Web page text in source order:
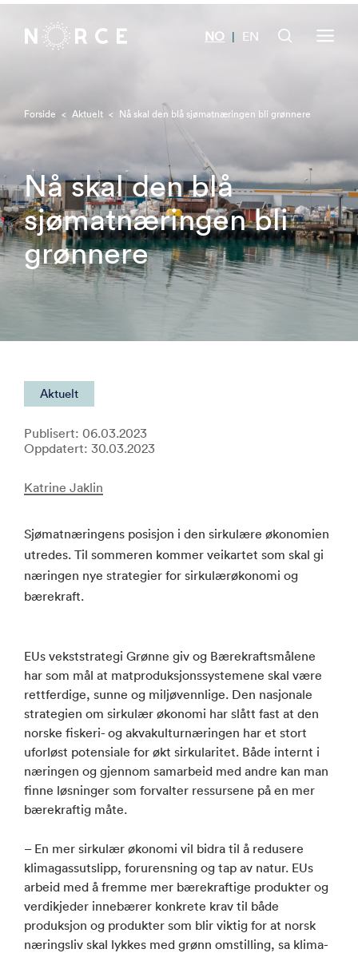
NO | EN
Forside < Aktuelt < Nå skal den blå sjømatnæringen bli grønnere
Nå skal den blå
sjømatnæringen bli
grønnere
Aktuelt
Publisert: 06.03.2023
Oppdatert: 30.03.2023
Katrine Jaklin
Sjømatnæringens posisjon i den sirkulære økonomien
utredes. Til sommeren kommer veikartet som skal gi
næringen nye strategier for sirkulærøkonomi og
bærekraft.
EUs vekststrategi Grønne giv og Bærekraftsmålene
har som mål at matproduksjonssystemene skal være
rettferdige, sunne og miljøvennlige. Den nasjonale
strategien om sirkulær økonomi har slått fast at den
norske fiskeri- og akvakulturnæringen har et stort
uforløst potensiale for økt sirkularitet. Både internt i
næringen og gjennom samarbeid med andre kan man
finne løsninger som forvalter ressursene på en mer
bærekraftig måte.
– En mer sirkulær økonomi vil bidra til å redusere
klimagassutslipp, forurensning og tap av natur. EUs
arbeid med å fremme mer bærekraftige produkter og
verdikjeder innebærer konkrete krav til både
produksjon og produkter som blir viktig for at norsk
næringsliv skal lykkes med grønn omstilling, sa klima-